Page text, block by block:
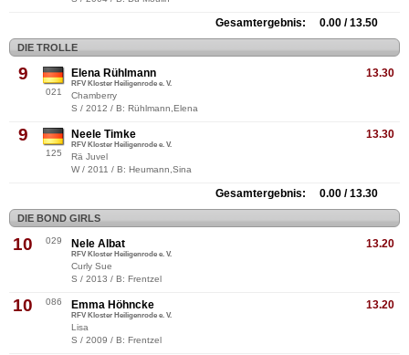
Gesamtergebnis: 0.00 / 13.50
DIE TROLLE
9
021
13.30
Elena Rühlmann
RFV Kloster Heiligenrode e. V.
Chamberry
S / 2012 / B: Rühlmann,Elena
9
125
13.30
Neele Timke
RFV Kloster Heiligenrode e. V.
Rä Juvel
W / 2011 / B: Heumann,Sina
Gesamtergebnis: 0.00 / 13.30
DIE BOND GIRLS
10 029 13.20
Nele Albat
RFV Kloster Heiligenrode e. V.
Curly Sue
S / 2013 / B: Frentzel
10 086 13.20
Emma Höhncke
RFV Kloster Heiligenrode e. V.
Lisa
S / 2009 / B: Frentzel